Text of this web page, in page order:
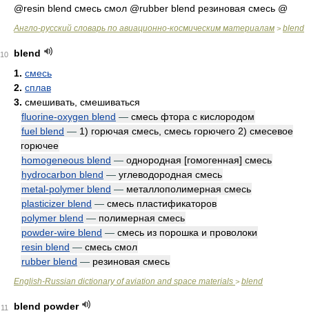
@resin blend смесь смол @rubber blend резиновая смесь @
Англо-русский словарь по авиационно-космическим материалам > blend
10
blend
1. смесь
2. сплав
3. смешивать, смешиваться
fluorine-oxygen blend — смесь фтора с кислородом
fuel blend — 1) горючая смесь, смесь горючего 2) смесевое
горючее
homogeneous blend — однородная [гомогенная] смесь
hydrocarbon blend — углеводородная смесь
metal-polymer blend — металлополимерная смесь
plasticizer blend — смесь пластификаторов
polymer blend — полимерная смесь
powder-wire blend — смесь из порошка и проволоки
resin blend — смесь смол
rubber blend — резиновая смесь
English-Russian dictionary of aviation and space materials > blend
11
blend powder